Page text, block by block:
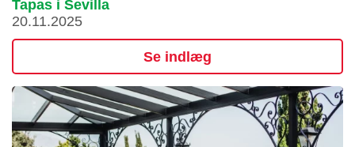
Tapas i Sevilla
20.11.2025
Se indlæg